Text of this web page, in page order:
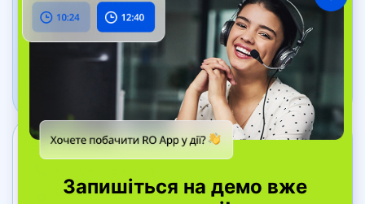
Додаток Дашборд
Відстежуйте стан бізнесу в реальному часі
Зв’яжіться з нами
вул. Bell Yard, 7, WC2A 2JR Лондон, Велика